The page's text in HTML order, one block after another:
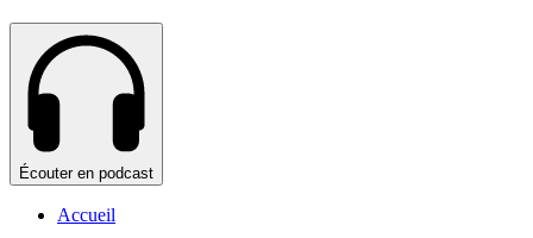
Écouter en podcast
Accueil